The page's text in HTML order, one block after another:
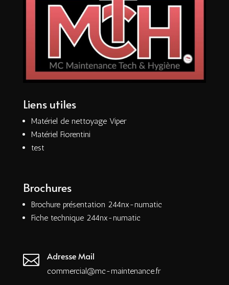
Liens utiles
Matériel de nettoyage Viper
Matériel Fiorentini
test
Brochures
Brochure présentation 244nx-numatic
Fiche technique 244nx-numatic
 Adresse Mail
commercial@mc-maintenance.fr